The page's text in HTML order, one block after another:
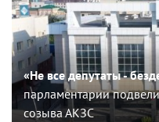
«Не все депутаты -
парламентарии
созыва АКЗС